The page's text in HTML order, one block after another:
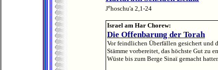
Jehoschu'a 2,1-24
Israel am Har Chorew:
Die Offenbarung der Torah
Vor feindlichen Überfällen gesichert und
Stämme vorbereitet, das höchste Gut zu
Wüste bis zum Berge Sinaï gemacht